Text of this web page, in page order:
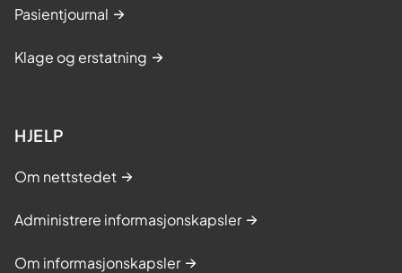
Pasientjournal
Klage og erstatning
HJELP
Om nettstedet
Administrere informasjonskapsler
Om informasjonskapsler